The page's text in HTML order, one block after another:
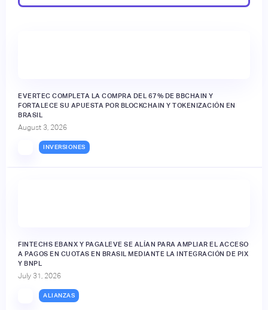
EVERTEC COMPLETA LA COMPRA DEL 67% DE BBCHAIN Y
FORTALECE SU APUESTA POR BLOCKCHAIN Y TOKENIZACIÓN EN
BRASIL
August 3, 2026
INVERSIONES
FINTECHS EBANX Y PAGALEVE SE ALÍAN PARA AMPLIAR EL ACCESO
A PAGOS EN CUOTAS EN BRASIL MEDIANTE LA INTEGRACIÓN DE PIX
Y BNPL
July 31, 2026
ALIANZAS